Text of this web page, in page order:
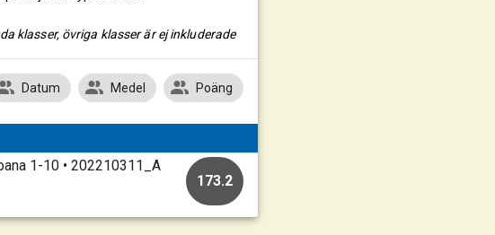
klasser, övriga klasser är ej inkluderade
Datum Medel Poäng
1-10 • 202210311_A
173.2